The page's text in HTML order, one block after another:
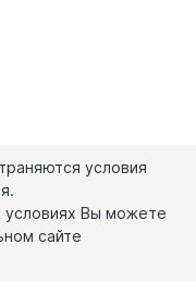
условия
условиях Вы можете
сайте